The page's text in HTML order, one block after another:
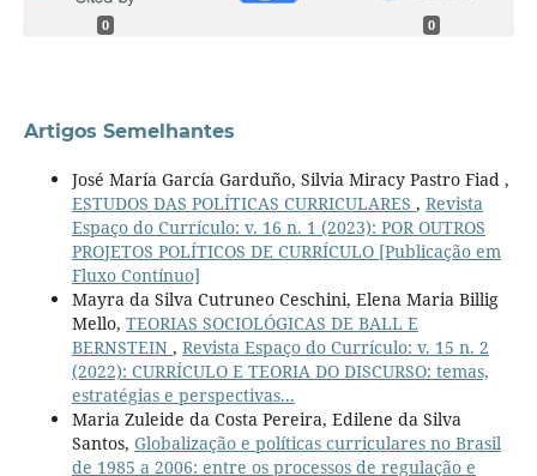
0 0
Artigos Semelhantes
José María García Garduño, Silvia Miracy Pastro Fiad ,
ESTUDOS DAS POLÍTICAS CURRICULARES , Revista
Espaço do Currículo: v. 16 n. 1 (2023): POR OUTROS
PROJETOS POLÍTICOS DE CURRÍCULO [Publicação em
Fluxo Contínuo]
Mayra da Silva Cutruneo Ceschini, Elena Maria Billig
Mello, TEORIAS SOCIOLÓGICAS DE BALL E
BERNSTEIN , Revista Espaço do Currículo: v. 15 n. 2
(2022): CURRÍCULO E TEORIA DO DISCURSO: temas,
estratégias e perspectivas...
Maria Zuleide da Costa Pereira, Edilene da Silva
Santos, Globalização e políticas curriculares no Brasil
de 1985 a 2006: entre os processos de regulação e